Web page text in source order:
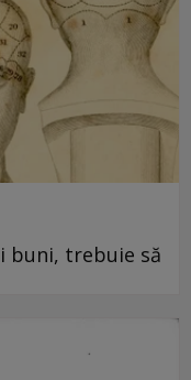
buni, trebuie să